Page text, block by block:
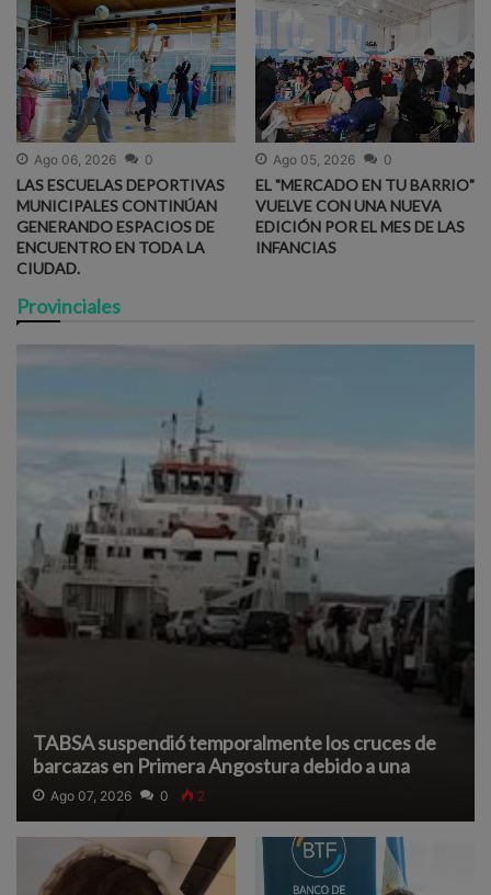
Ago 06, 2026 0
LAS ESCUELAS DEPORTIVAS
MUNICIPALES CONTINÚAN
GENERANDO ESPACIOS DE
ENCUENTRO EN TODA LA
CIUDAD.
Ago 05, 2026 0
EL "MERCADO EN TU BARRIO"
VUELVE CON UNA NUEVA
EDICIÓN POR EL MES DE LAS
INFANCIAS
Provinciales
TABSA suspendió temporalmente los cruces de
barcazas en Primera Angostura debido a una
densa neblina que reduce la visibilidad y afecta la
navegación segura.
Ago 07, 2026 0 2